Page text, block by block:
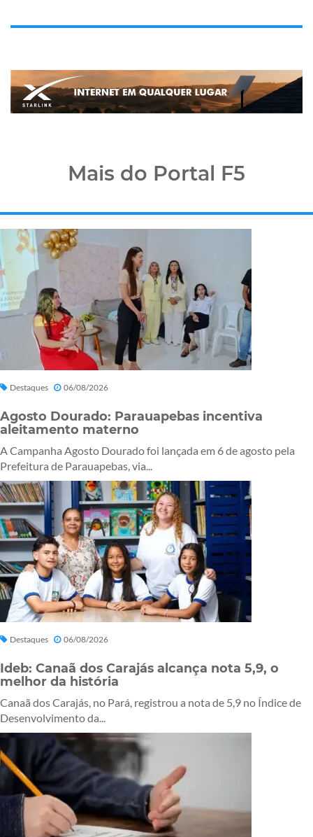
Mais do Portal F5
Destaques 06/08/2026
Agosto Dourado: Parauapebas incentiva
aleitamento materno
A Campanha Agosto Dourado foi lançada em 6 de agosto pela
Prefeitura de Parauapebas, via...
Destaques 06/08/2026
Ideb: Canaã dos Carajás alcança nota 5,9, o
melhor da história
Canaã dos Carajás, no Pará, registrou a nota de 5,9 no Índice de
Desenvolvimento da...